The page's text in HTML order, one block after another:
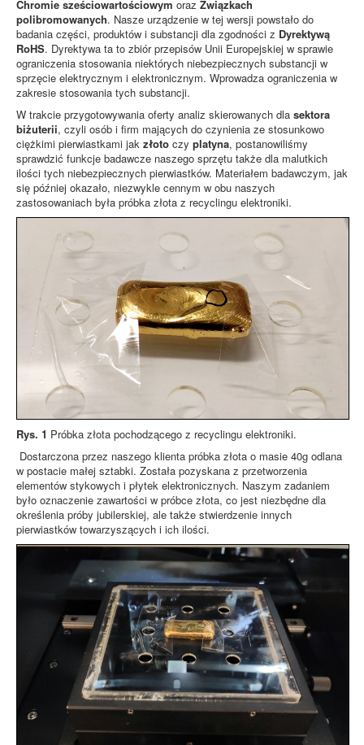
Chromie sześciowartościowym oraz Związkach
polibromowanych. Nasze urządzenie w tej wersji powstało do
badania części, produktów i substancji dla zgodności z Dyrektywą
RoHS. Dyrektywa ta to zbiór przepisów Unii Europejskiej w sprawie
ograniczenia stosowania niektórych niebezpiecznych substancji w
sprzęcie elektrycznym i elektronicznym. Wprowadza ograniczenia w
zakresie stosowania tych substancji.
W trakcie przygotowywania oferty analiz skierowanych dla sektora
biżuterii, czyli osób i firm mających do czynienia ze stosunkowo
ciężkimi pierwiastkami jak złoto czy platyna, postanowiliśmy
sprawdzić funkcje badawcze naszego sprzętu także dla malutkich
ilości tych niebezpiecznych pierwiastków. Materiałem badawczym, jak
się później okazało, niezwykle cennym w obu naszych
zastosowaniach była próbka złota z recyclingu elektroniki.
Rys. 1 Próbka złota pochodzącego z recyclingu elektroniki.
Dostarczona przez naszego klienta próbka złota o masie 40g odlana
w postacie małej sztabki. Została pozyskana z przetworzenia
elementów stykowych i płytek elektronicznych. Naszym zadaniem
było oznaczenie zawartości w próbce złota, co jest niezbędne dla
określenia próby jubilerskiej, ale także stwierdzenie innych
pierwiastków towarzyszących i ich ilości.